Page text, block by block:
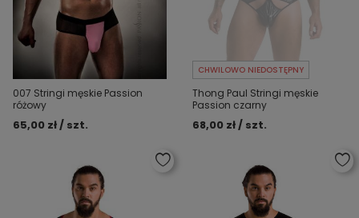
007 Stringi męskie Passion
różowy
65,00 zł / szt.
CHWILOWO NIEDOSTĘPNY
Thong Paul Stringi męskie
Passion czarny
68,00 zł / szt.